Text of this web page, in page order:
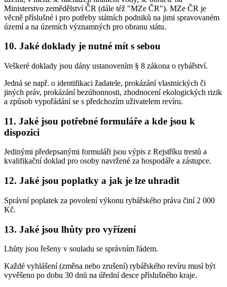
Ministerstvo zemědělství ČR (dále též "MZe ČR"). MZe ČR je
věcně příslušné i pro potřeby státních podniků na jimi spravovaném
území a na územích významných pro obranu státu.
10. Jaké doklady je nutné mít s sebou
Veškeré doklady jsou dány ustanovením § 8 zákona o rybářství.
Jedná se např. o identifikaci žadatele, prokázání vlastnických či
jiných práv, prokázání bezúhonnosti, zhodnocení ekologických rizik
a způsob vypořádání se s předchozím uživatelem revíru.
11. Jaké jsou potřebné formuláře a kde jsou k
dispozici
Jedinými předepsanými formuláři jsou výpis z Rejstříku trestů a
kvalifikační doklad pro osoby navržené za hospodáře a zástupce.
12. Jaké jsou poplatky a jak je lze uhradit
Správní poplatek za povolení výkonu rybářského práva činí 2 000
Kč.
13. Jaké jsou lhůty pro vyřízení
Lhůty jsou řešeny v souladu se správním řádem.
Každé vyhlášení (změna nebo zrušení) rybářského revíru musí být
vyvěšeno po dobu 30 dnů na úřední desce příslušného kraje.